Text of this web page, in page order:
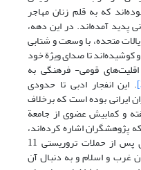
که به قلم زنان مهاجر
پدید آمده‌اند. در این دهه،
متحده، با وسعت و شتابی
کوشیده‌اند تا صدای ویژة خود
قومی- فرهنگی به
. این انفجار ادبی تا حدودی
ایرانی بوده است که برخلاف
و کمابیش عضوی از جامعة
پژوهشگران اشاره کرده‌اند،
دلیل روشن‌تر این پدیده در سال‌های پس از حملات تروریستی 11
غرب و اسلام و به دنبال آن